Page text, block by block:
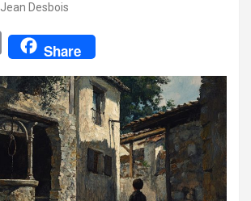
Jean Desbois
E
a
i
l
Share